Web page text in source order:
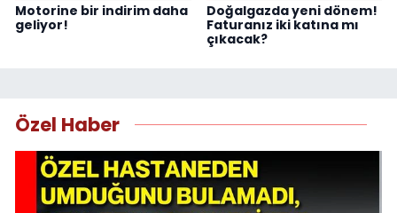
Motorine bir indirim daha
geliyor!
Doğalgazda yeni dönem!
Faturanız iki katına mı
çıkacak?
Özel Haber